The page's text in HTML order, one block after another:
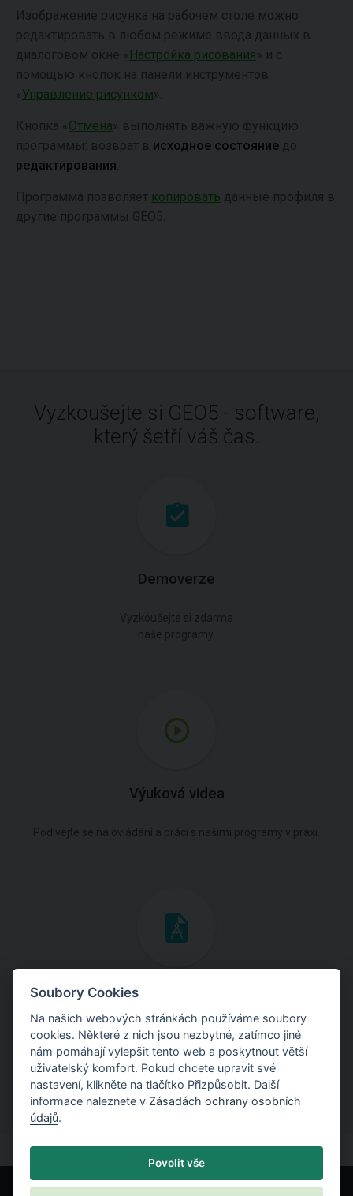
Изображение рисунка на рабочем столе можно
редактировать в любом режиме ввода данных в
диалоговом окне « Настройка рисования » и с
помощью кнопок на панели инструментов
« Управление рисунком ».
Кнопка « Отмена » выполнять важную функцию
программы: возврат в исходное состояние до
редактирования
Программа позволяет копировать данные профиля в
другие программы GEO5.
Vyzkoušejte si GEO5 - software,
který šetří váš čas.
Demoverze
Výuková videa
Inženýrské manuály
Stáhněte si manuály s teoretickými i praktickými ukázkami
použití programů.
Soubory Cookies
Na našich webových stránkách používáme soubory
cookies. Některé z nich jsou nezbytné, zatímco jiné
nám pomáhají vylepšit tento web a poskytnout větší
uživatelský komfort. Pokud chcete upravit své
nastavení, klikněte na tlačítko Přizpůsobit. Další
informace naleznete v Zásadách ochrany osobních
údajů.
Povolit vše